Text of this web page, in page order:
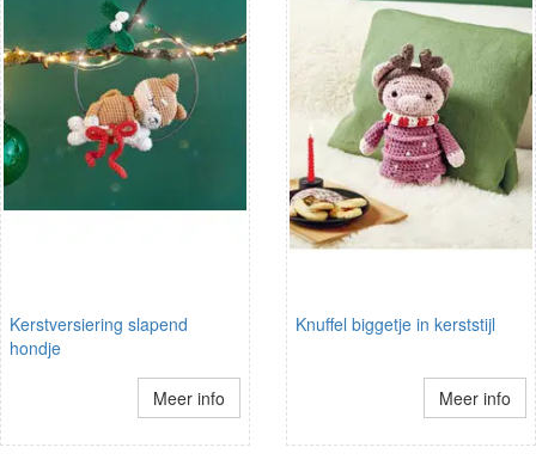
Kerstversiering slapend
hondje
Meer info
Knuffel biggetje in kerststijl
Meer info